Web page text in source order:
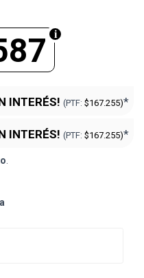
INTERÉS! (PTF: $167.255)*
INTERÉS! (PTF: $167.255)*